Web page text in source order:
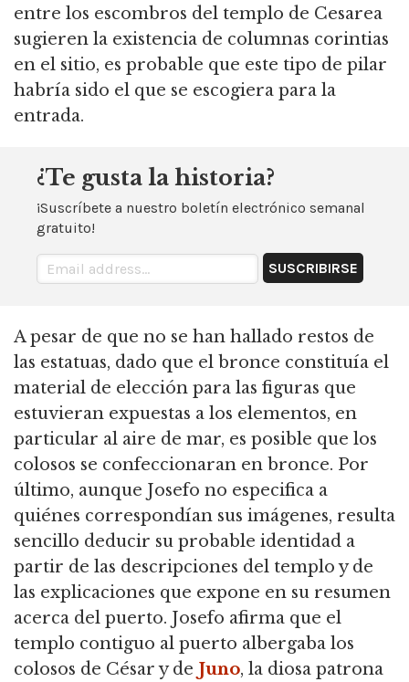
entre los escombros del templo de Cesarea
sugieren la existencia de columnas corintias
en el sitio, es probable que este tipo de pilar
habría sido el que se escogiera para la
entrada.
¿Te gusta la historia?
¡Suscríbete a nuestro boletín electrónico semanal
gratuito!
A pesar de que no se han hallado restos de
las estatuas, dado que el bronce constituía el
material de elección para las figuras que
estuvieran expuestas a los elementos, en
particular al aire de mar, es posible que los
colosos se confeccionaran en bronce. Por
último, aunque Josefo no especifica a
quiénes correspondían sus imágenes, resulta
sencillo deducir su probable identidad a
partir de las descripciones del templo y de
las explicaciones que expone en su resumen
acerca del puerto. Josefo afirma que el
templo contiguo al puerto albergaba los
colosos de César y de Juno, la diosa patrona